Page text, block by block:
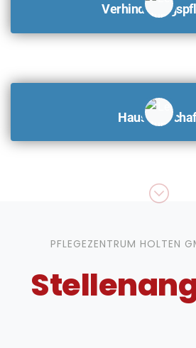
PFLEGEZENTRUM HOLTEN